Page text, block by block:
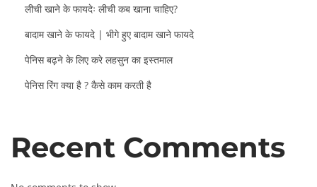
लीची खाने के फायदेः लीची कब खाना चाहिए?
बादाम खाने के फायदे | भीगे हुए बादाम खाने फायदे
पेनिस बढ़ने के लिए करे लहसुन का इस्तमाल
पेनिस रिंग क्या है ? कैसे काम करती है
Recent Comments